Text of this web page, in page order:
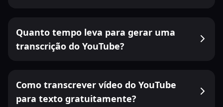
Quanto tempo leva para gerar uma
transcrição do YouTube?
Como transcrever vídeo do YouTube
para texto gratuitamente?